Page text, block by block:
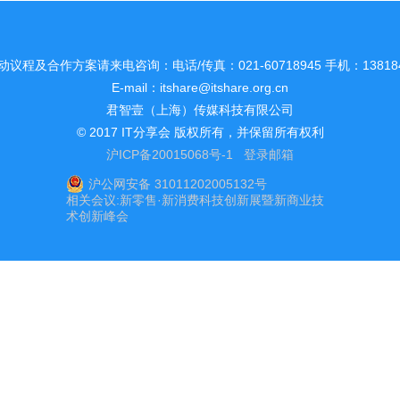
议程及合作方案请来电咨询：电话/传真：021-60718945 手机：
E-mail： itshare@itshare.org.cn
君智壹（上海）传媒科技有限公司
© 2017 IT分享会 版权所有，并保留所有权利
沪ICP备20015068号-1
登录邮箱
沪公网安备 31011202005132号
相关会议:新零售·新消费科技创新展暨新商业技
术创新峰会